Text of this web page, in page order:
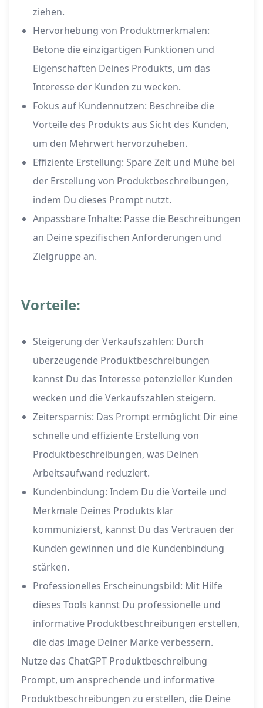
ziehen.
Hervorhebung von Produktmerkmalen:
Betone die einzigartigen Funktionen und
Eigenschaften Deines Produkts, um das
Interesse der Kunden zu wecken.
Fokus auf Kundennutzen: Beschreibe die
Vorteile des Produkts aus Sicht des Kunden,
um den Mehrwert hervorzuheben.
Effiziente Erstellung: Spare Zeit und Mühe bei
der Erstellung von Produktbeschreibungen,
indem Du dieses Prompt nutzt.
Anpassbare Inhalte: Passe die Beschreibungen
an Deine spezifischen Anforderungen und
Zielgruppe an.
Vorteile:
Steigerung der Verkaufszahlen: Durch
überzeugende Produktbeschreibungen
kannst Du das Interesse potenzieller Kunden
wecken und die Verkaufszahlen steigern.
Zeitersparnis: Das Prompt ermöglicht Dir eine
schnelle und effiziente Erstellung von
Produktbeschreibungen, was Deinen
Arbeitsaufwand reduziert.
Kundenbindung: Indem Du die Vorteile und
Merkmale Deines Produkts klar
kommunizierst, kannst Du das Vertrauen der
Kunden gewinnen und die Kundenbindung
stärken.
Professionelles Erscheinungsbild: Mit Hilfe
dieses Tools kannst Du professionelle und
informative Produktbeschreibungen erstellen,
die das Image Deiner Marke verbessern.
Nutze das ChatGPT Produktbeschreibung
Prompt, um ansprechende und informative
Produktbeschreibungen zu erstellen, die Deine